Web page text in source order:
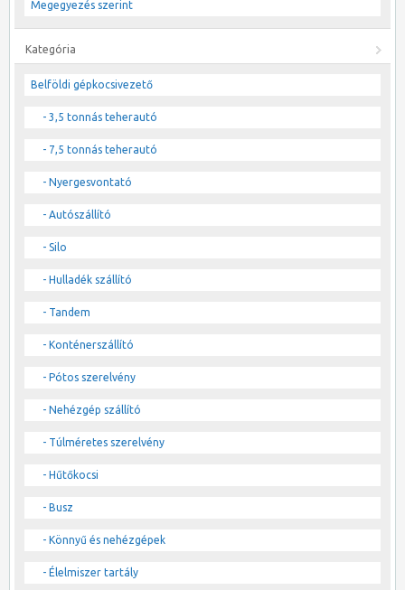
Megegyezés szerint
Kategória
Belföldi gépkocsivezető
- 3,5 tonnás teherautó
- 7,5 tonnás teherautó
- Nyergesvontató
- Autószállító
- Silo
- Hulladék szállító
- Tandem
- Konténerszállító
- Pótos szerelvény
- Nehézgép szállító
- Túlméretes szerelvény
- Hűtőkocsi
- Busz
- Könnyű és nehézgépek
- Élelmiszer tartály